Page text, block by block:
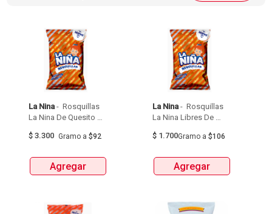
La Nina - Rosquillas
La Nina De Quesito
$ 3.300 Gramo a $92
Agregar
La Nina - Rosquillas
La Nina Libres De
$ 1.700Gramo a $106
Agregar